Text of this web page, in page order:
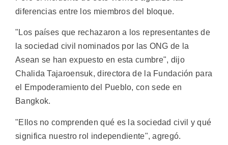
diferencias entre los miembros del bloque.
"Los países que rechazaron a los representantes de
la sociedad civil nominados por las ONG de la
Asean se han expuesto en esta cumbre", dijo
Chalida Tajaroensuk, directora de la Fundación para
el Empoderamiento del Pueblo, con sede en
Bangkok.
"Ellos no comprenden qué es la sociedad civil y qué
significa nuestro rol independiente", agregó.